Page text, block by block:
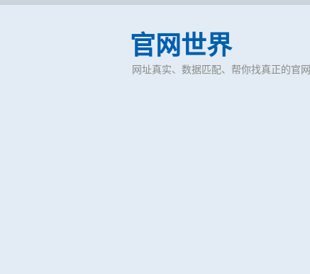
官网世界
网址真实、数据匹配、帮你找真正的官网